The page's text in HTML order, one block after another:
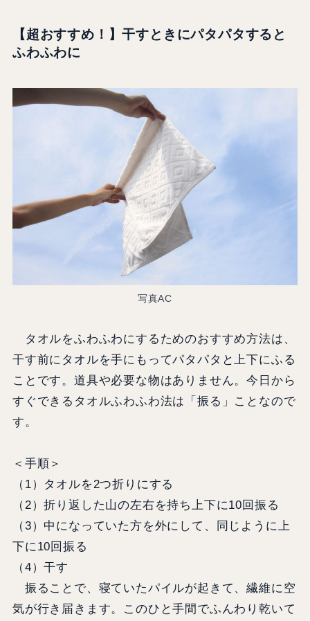
【超おすすめ！】干すときにパタパタすると
ふわふわに
写真AC
タオルをふわふわにするためのおすすめ方法は、
干す前にタオルを手にもってパタパタと上下にふる
ことです。道具や必要な物はありません。今日から
すぐできるタオルふわふわ法は「振る」ことなので
す。
＜手順＞
（1）タオルを2つ折りにする
（2）折り返した山の左右を持ち上下に10回振る
（3）中になっていた方を外にして、同じように上
下に10回振る
（4）干す
振ることで、寝ていたパイルが起きて、繊維に空
気が行き届きます。このひと手間でふんわり乾いて